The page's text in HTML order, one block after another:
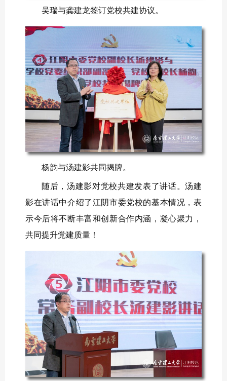
吴瑞与龚建龙签订党校共建协议。
杨韵与汤建影共同揭牌。
随后，汤建影对党校共建发表了讲话。汤建
影在讲话中介绍了江阴市委党校的基本情况，表
示今后将不断丰富和创新合作内涵，凝心聚力，
共同提升党建质量！